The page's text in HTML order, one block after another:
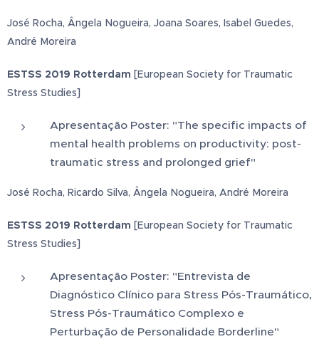
José Rocha, Ângela Nogueira, Joana Soares, Isabel Guedes,
André Moreira
ESTSS 2019 Rotterdam [European Society for Traumatic
Stress Studies]
Apresentação Poster: "The specific impacts of
mental health problems on productivity: post-
traumatic stress and prolonged grief"
José Rocha, Ricardo Silva, Ângela Nogueira, André Moreira
ESTSS 2019 Rotterdam [European Society for Traumatic
Stress Studies]
Apresentação Poster: "Entrevista de
Diagnóstico Clínico para Stress Pós-Traumático,
Stress Pós-Traumático Complexo e
Perturbação de Personalidade Borderline"